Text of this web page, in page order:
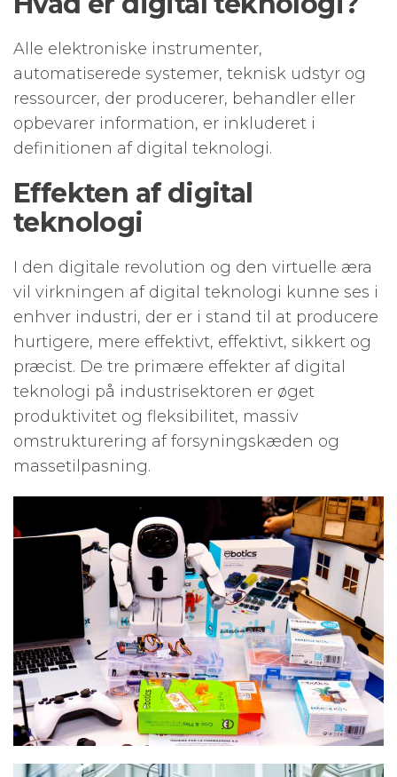
Alle elektroniske instrumenter,
automatiserede systemer, teknisk udstyr og
ressourcer, der producerer, behandler eller
opbevarer information, er inkluderet i
definitionen af ​​digital teknologi.
Effekten af ​​digital
teknologi
I den digitale revolution og den virtuelle æra
vil virkningen af ​​digital teknologi kunne ses i
enhver industri, der er i stand til at producere
hurtigere, mere effektivt, effektivt, sikkert og
præcist. De tre primære effekter af digital
teknologi på industrisektoren er øget
produktivitet og fleksibilitet, massiv
omstrukturering af forsyningskæden og
massetilpasning.